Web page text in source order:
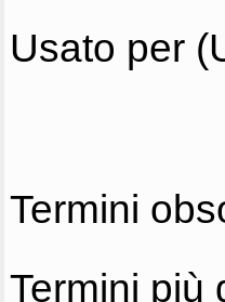
Usato per
Termini
Termini più